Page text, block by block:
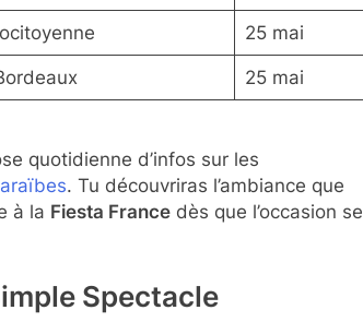
25 mai
25 mai
quotidienne d’infos sur les
. Tu découvriras l’ambiance que
à la Fiesta France dès que l’occasion se
Spectacle